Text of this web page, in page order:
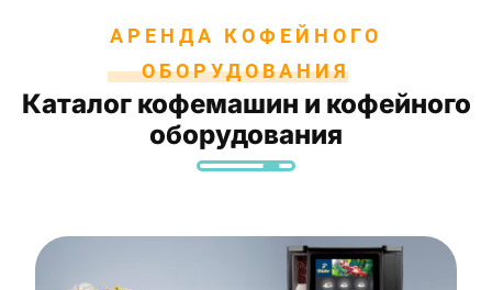
АРЕНДА КОФЕЙНОГО
ОБОРУДОВАНИЯ
Каталог кофемашин и кофейного
оборудования